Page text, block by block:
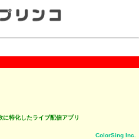
特化したライブ配信アプリ
ColorSing Inc.